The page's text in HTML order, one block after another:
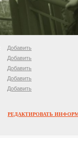
Добавить
Добавить
Добавить
Добавить
Добавить
РЕДАКТИРОВАТЬ